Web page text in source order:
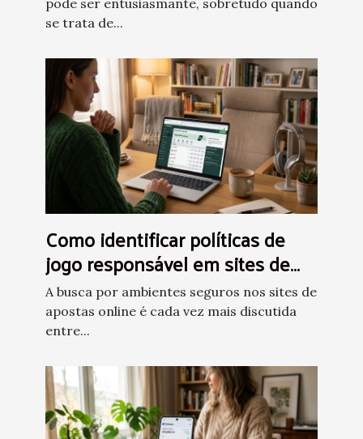
pode ser entusiasmante, sobretudo quando
se trata de...
Como identificar políticas de
jogo responsável em sites de
apostas?
A busca por ambientes seguros nos sites de
apostas online é cada vez mais discutida
entre...